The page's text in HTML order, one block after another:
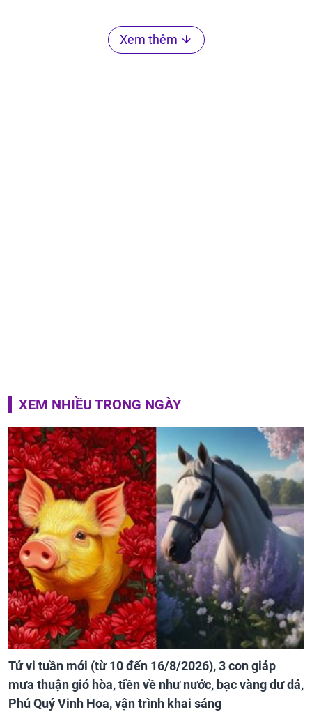
Xem thêm
XEM NHIỀU TRONG NGÀY
Tử vi tuần mới (từ 10 đến 16/8/2026), 3 con giáp
mưa thuận gió hòa, tiền về như nước, bạc vàng dư dả,
Phú Quý Vinh Hoa, vận trình khai sáng